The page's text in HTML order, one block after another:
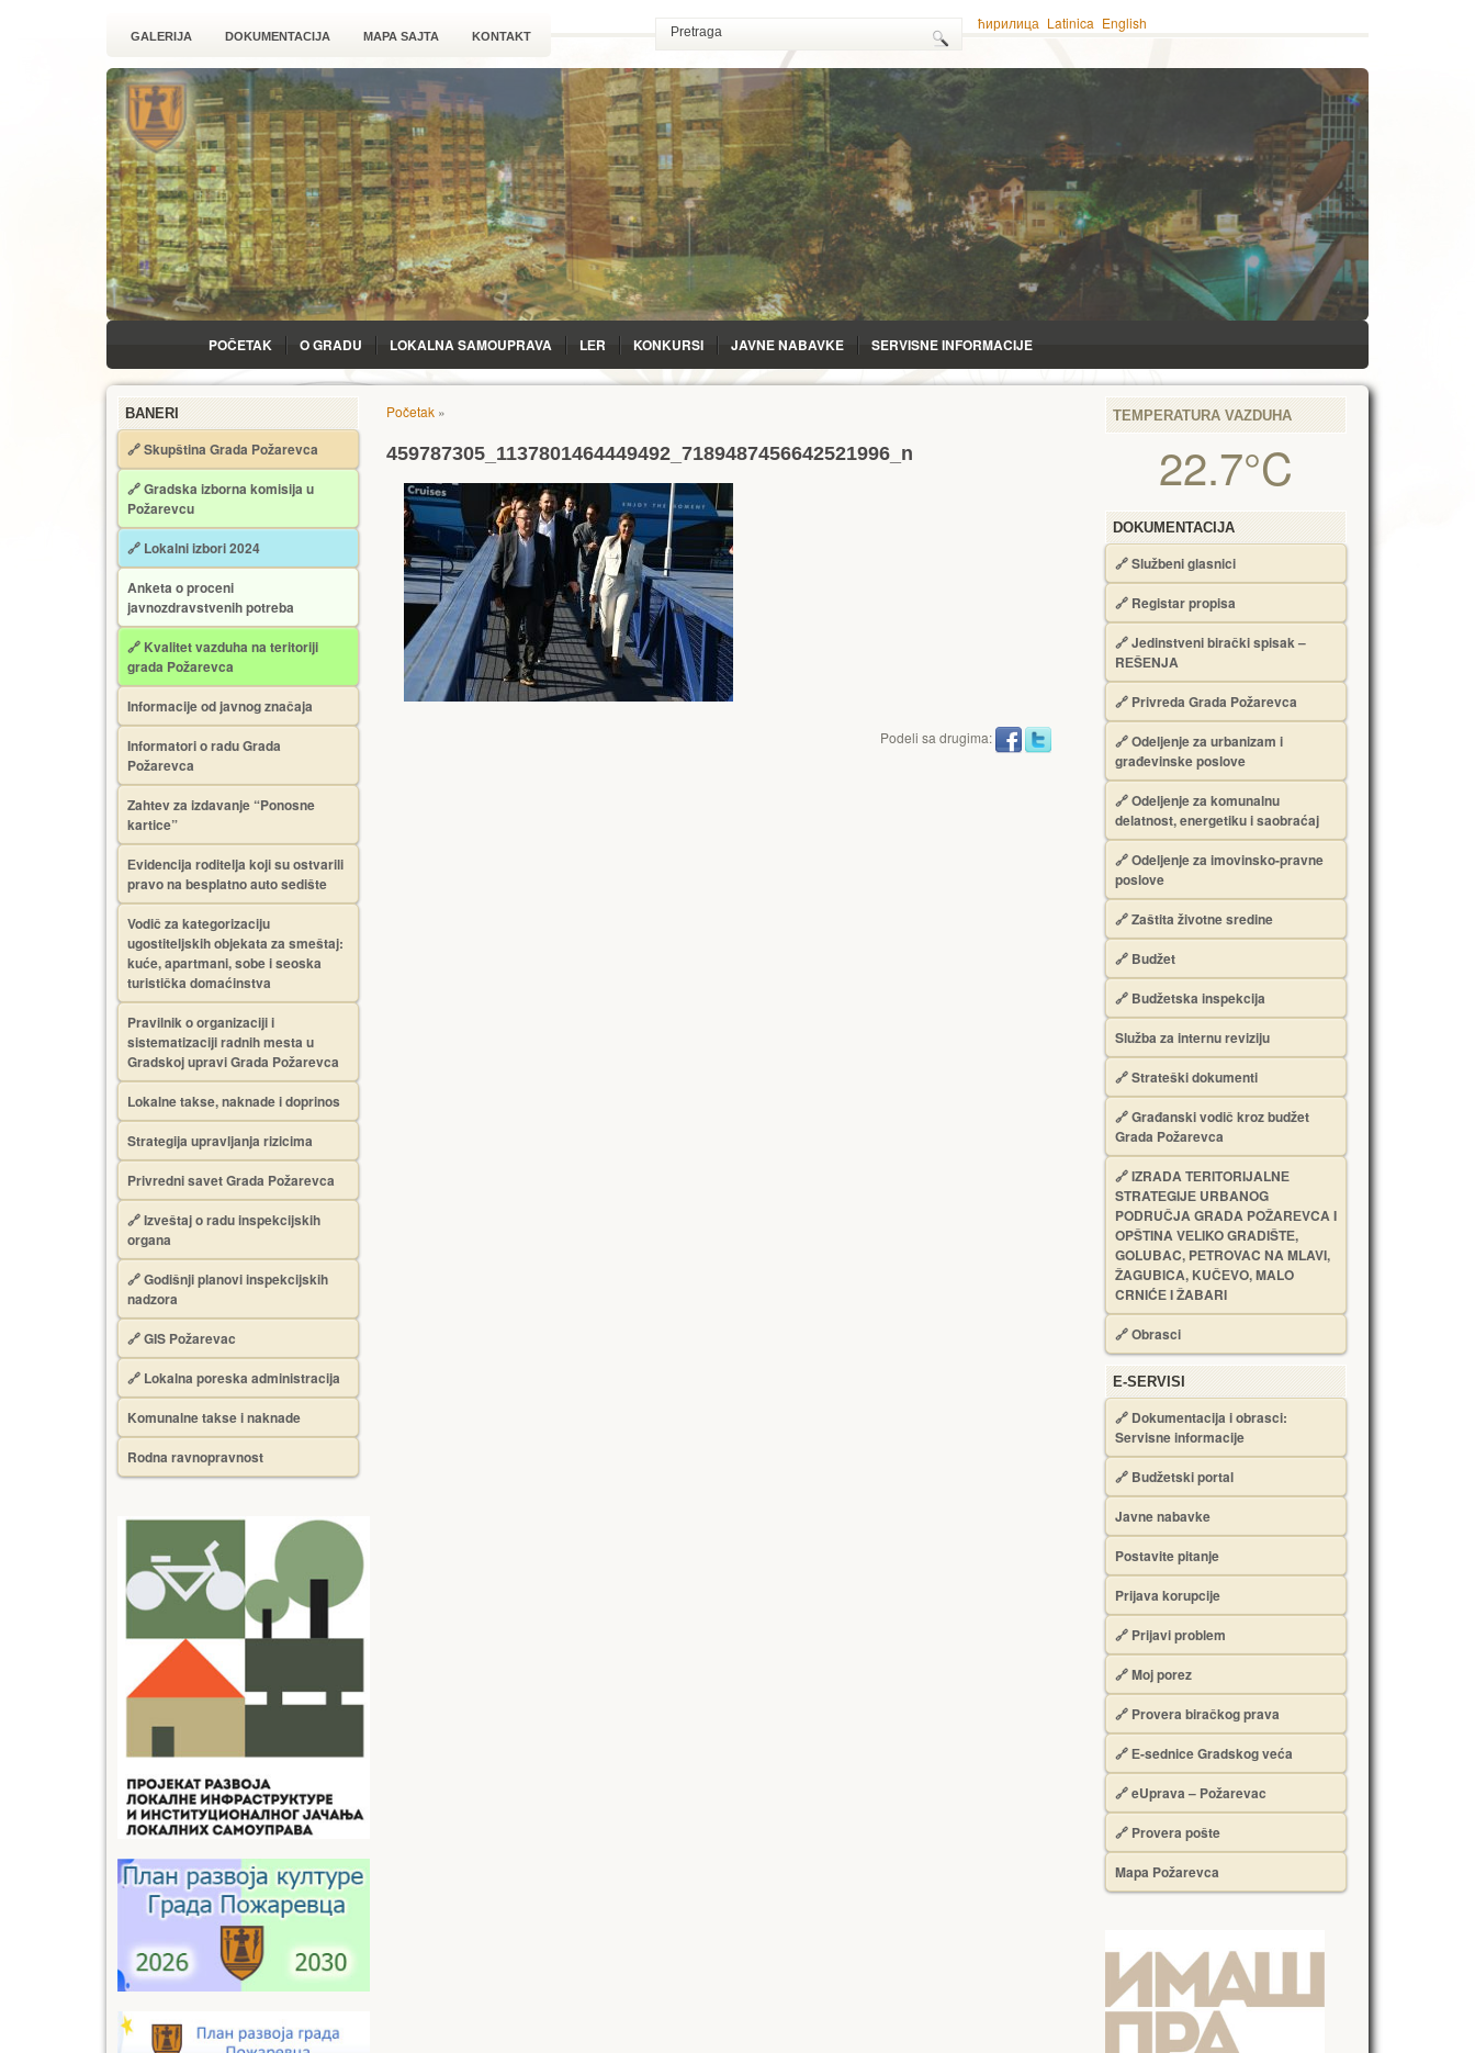
GALERIJA DOKUMENTACIJA MAPA SAJTA KONTAKT
ћирилица Latinica English
POČETAK O GRADU LOKALNA SAMOUPRAVA LЕR KONKURSI JAVNE NABAVKE SERVISNE INFORMACIJE
BANERI
🔗 Skupština Grada Požarevca
🔗Gradska izborna komisija u
Požarevcu
🔗 Lokalni izbori 2024
Anketa o proceni
javnozdravstvenih potreba
🔗 Kvalitet vazduha na teritoriji
grada Požarevca
Informacije od javnog značaja
Informatori o radu Grada
Požarevca
Zahtev za izdavanje “Ponosne
kartice”
Еvidencija roditelja koji su ostvarili
pravo na besplatno auto sedište
Vodič za kategorizaciju
ugostiteljskih objekata za smeštaj:
kuće, apartmani, sobe i seoska
turistička domaćinstva
Pravilnik o organizaciji i
sistematizaciji radnih mesta u
Gradskoj upravi Grada Požarevca
Lokalne takse, naknade i doprinos
Strategija upravljanja rizicima
Privredni savet Grada Požarevca
🔗Izveštaj o radu inspekcijskih
organa
🔗Godišnji planovi inspekcijskih
nadzora
🔗 GIS Požarevac
🔗 Lokalna poreska administracija
Komunalne takse i naknade
Rodna ravnopravnost
Početak »
459787305_1137801464449492_7189487456642521996_n
Podeli sa drugima:
TEMPERATURA VAZDUHA
22.7°C
DOKUMENTACIJA
🔗Službeni glasnici
🔗 Registar propisa
🔗Jedinstveni birački spisak –
RЕŠЕNJA
🔗 Privreda Grada Požarevca
🔗Odeljenje za urbanizam i
građevinske poslove
🔗Odeljenje za komunalnu
delatnost, energetiku i saobraćaj
🔗Odeljenje za imovinsko-pravne
poslove
🔗Zaštita životne sredine
🔗 Budžet
🔗 Budžetska inspekcija
Služba za internu reviziju
🔗Strateški dokumenti
🔗Građanski vodič kroz budžet
Grada Požarevca
🔗IZRADA TЕRITORIJALNЕ
STRATЕGIJЕ URBANOG
PODRUČJA GRADA POŽARЕVCA I
OPŠTINA VЕLIKO GRADIŠTЕ,
GOLUBAC, PЕTROVAC NA MLAVI,
ŽAGUBICA, KUČЕVO, MALO
CRNIĆЕ I ŽABARI
🔗Obrasci
Е-SERVISI
🔗 Dokumentacija i obrasci:
Servisne informacije
🔗 Budžetski portal
Javne nabavke
Postavite pitanje
Prijava korupcije
🔗 Prijavi problem
🔗 Moj porez
🔗 Provera biračkog prava
🔗 Е-sednice Gradskog veća
🔗 eUprava – Požarevac
🔗 Provera pošte
Mapa Požarevca